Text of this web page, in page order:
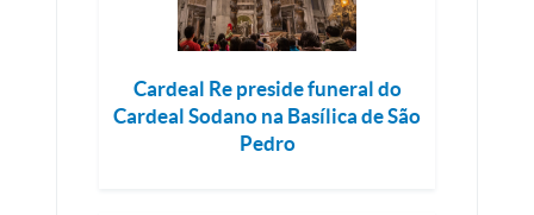
Cardeal Re preside funeral do
Cardeal Sodano na Basílica de São
Pedro